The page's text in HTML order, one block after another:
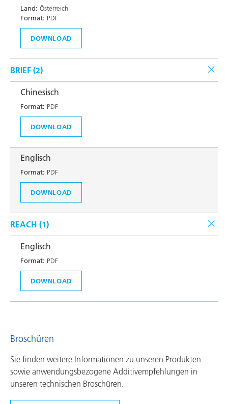
Land: Österreich
Format: PDF
DOWNLOAD
BRIEF (2)
Chinesisch
Format: PDF
DOWNLOAD
Englisch
Format: PDF
DOWNLOAD
REACH (1)
Englisch
Format: PDF
DOWNLOAD
Broschüren
Sie finden weitere Informationen zu unseren Produkten
sowie anwendungsbezogene Additivempfehlungen in
unseren technischen Broschüren.